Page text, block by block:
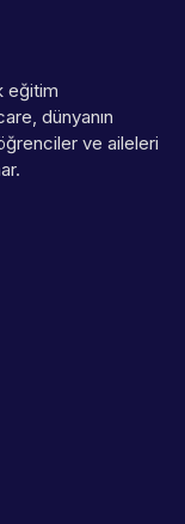
eğitim
dünyanın
ve aileleri